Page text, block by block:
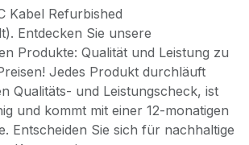
Kabel Refurbished
Entdecken Sie unsere
Produkte: Qualität und Leistung zu
Jedes Produkt durchläuft
Qualitäts- und Leistungscheck, ist
und kommt mit einer 12-monatigen
Entscheiden Sie sich für nachhaltige